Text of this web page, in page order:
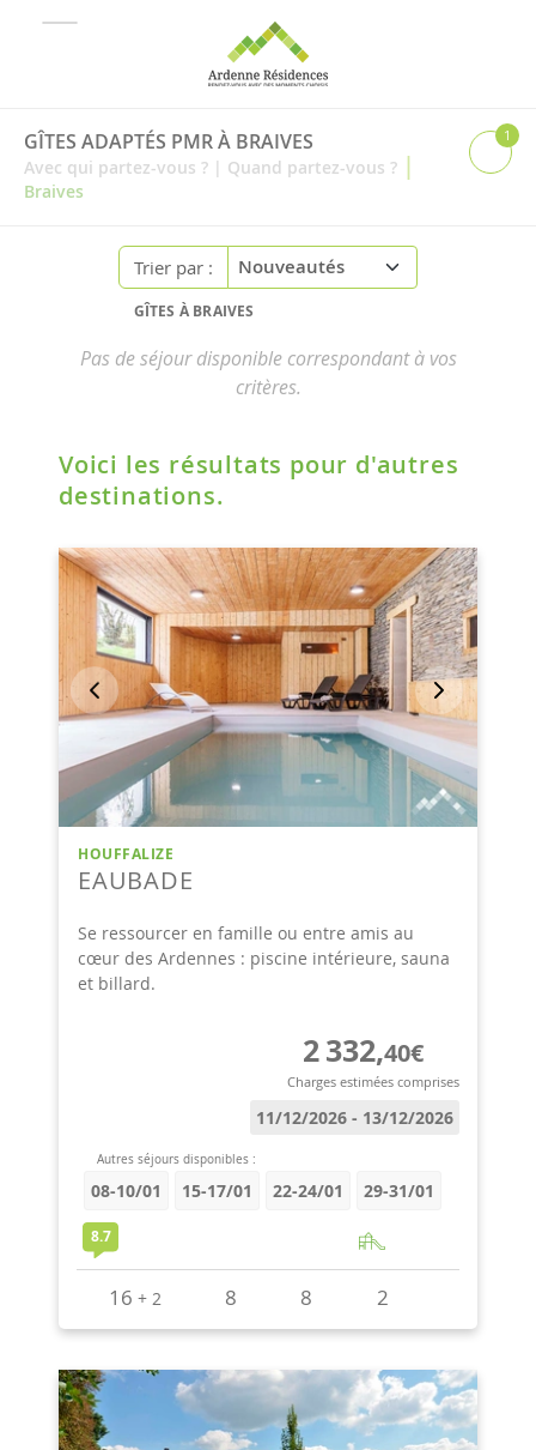
GÎTES ADAPTÉS PMR À BRAIVES
Avec qui partez-vous ? | Quand partez-vous ? |
Braives
1
Trier par :
GÎTES À BRAIVES
Pas de séjour disponible correspondant à vos
critères.
Voici les résultats pour d'autres
destinations.